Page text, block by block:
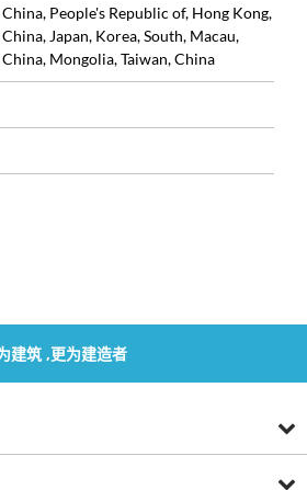
China, People's Republic of, Hong Kong,
China, Japan, Korea, South, Macau,
China, Mongolia, Taiwan, China
建筑 ,更为建造者